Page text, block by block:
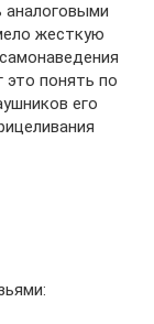
аналоговыми
жесткую
это понять по
его